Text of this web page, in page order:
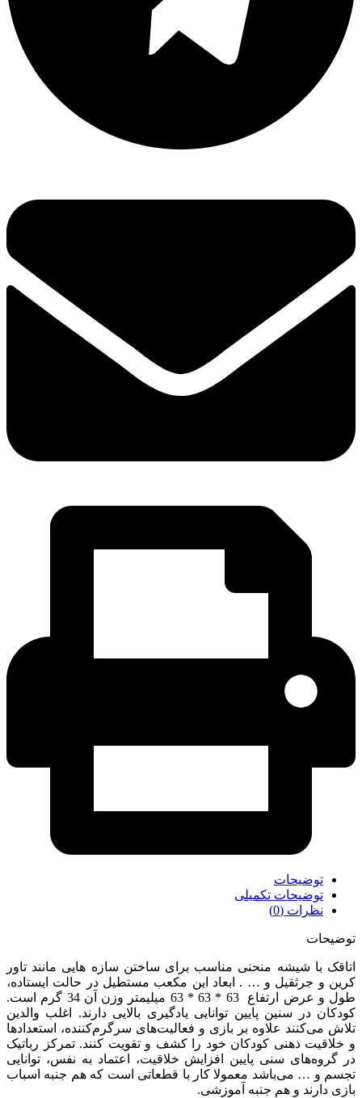
توضیحات
توضیحات تکمیلی
نظرات (0)
توضیحات
اتاقک با شیشه منحنی مناسب برای ساختن سازه هایی مانند تاور
کرین و جرثقیل و … . ابعاد این مکعب مستطیل در حالت ایستاده،
طول و عرض ارتفاع 63 * 63 * 63 میلیمتر وزن آن 34 گرم است.
کودکان در سنین پایین توانایی یادگیری بالایی دارند. اغلب والدین
تلاش می‌کنند علاوه بر بازی و فعالیت‌های سرگرم‌کننده، استعدادها
و خلاقیت ذهنی کودکان خود را کشف و تقویت کنند. تمرکز رباتیک
در گروه‌های سنی پایین افزایش خلاقیت، اعتماد به نفس، توانایی
تجسم و … می‌باشد معمولا کار با قطعاتی است که هم جنبه اسباب
بازی دارند و هم جنبه آموزشی.